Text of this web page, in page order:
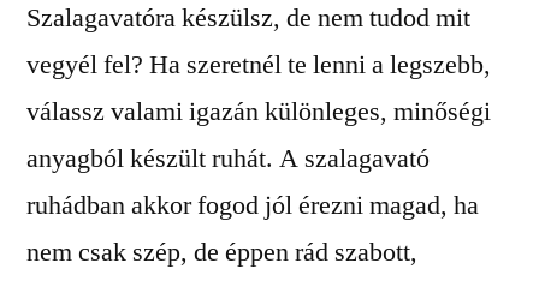
Szalagavatóra készülsz, de nem tudod mit
vegyél fel? Ha szeretnél te lenni a legszebb,
válassz valami igazán különleges, minőségi
anyagból készült ruhát. A szalagavató
ruhádban akkor fogod jól érezni magad, ha
nem csak szép, de éppen rád szabott,